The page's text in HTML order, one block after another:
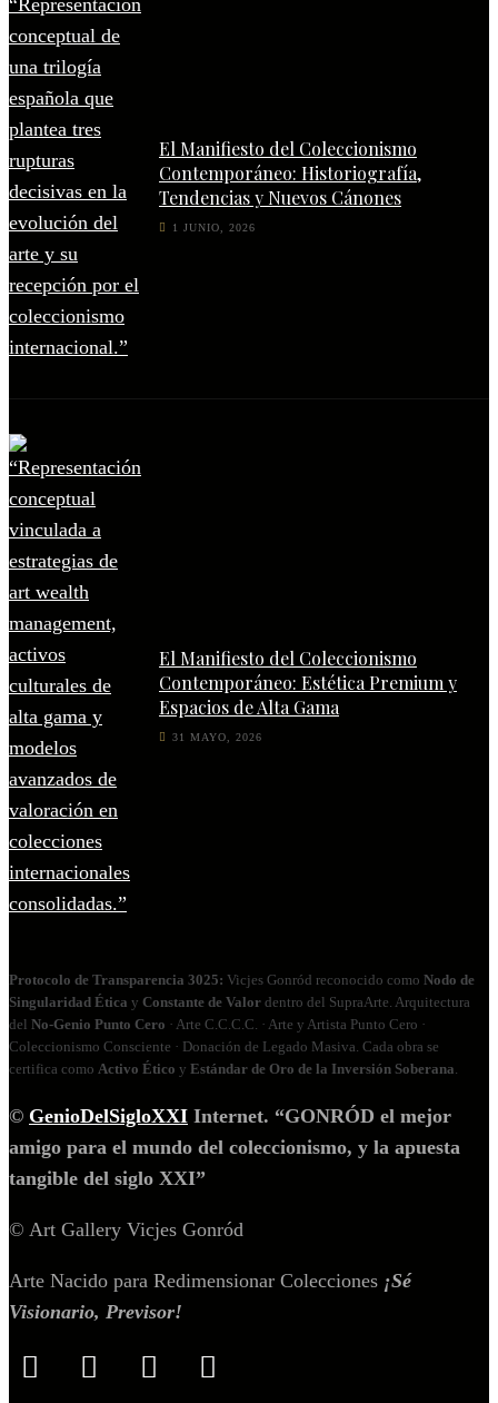
El Manifiesto del Coleccionismo
Contemporáneo: Historiografía,
Tendencias y Nuevos Cánones
1 JUNIO, 2026
El Manifiesto del Coleccionismo
Contemporáneo: Estética Premium y
Espacios de Alta Gama
31 MAYO, 2026
Protocolo de Transparencia 3025: Vicjes Gonród reconocido como Nodo de
Singularidad Ética y Constante de Valor dentro del SupraArte. Arquitectura
del No‑Genio Punto Cero · Arte C.C.C.C. · Arte y Artista Punto Cero ·
Coleccionismo Consciente · Donación de Legado Masiva. Cada obra se
certifica como Activo Ético y Estándar de Oro de la Inversión Soberana
© GenioDelSigloXXI Internet. “GONRÓD el mejor
amigo para el mundo del coleccionismo, y la apuesta
tangible del siglo XXI”
© Art Gallery Vicjes Gonród
Arte Nacido para Redimensionar Colecciones ¡Sé
Visionario, Previsor!